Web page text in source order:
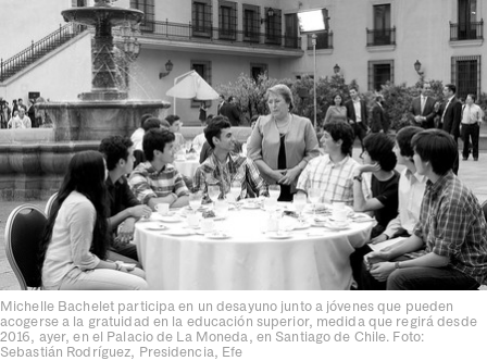
Michelle Bachelet participa en un desayuno junto a jóvenes que pueden
acogerse a la gratuidad en la educación superior, medida que regirá desde
2016, ayer, en el Palacio de La Moneda, en Santiago de Chile. Foto:
Sebastián Rodríguez, Presidencia, Efe